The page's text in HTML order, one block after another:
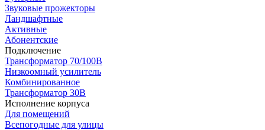
Звуковые прожекторы
Ландшафтные
Активные
Абонентские
Подключение
Трансформатор 70/100В
Низкоомный усилитель
Комбинированное
Трансформатор 30В
Исполнение корпуса
Для помещений
Всепогодные для улицы